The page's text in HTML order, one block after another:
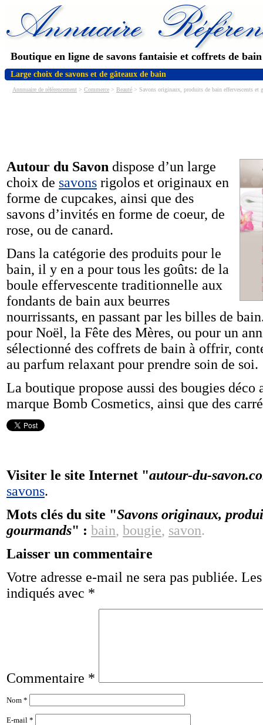
Boutique en ligne de savons fantaisie et coffrets de bain
Large choix de savons et de gâteaux de bain
Annnuaire de référencement > Commerce > Beauté > Savons originaux, produits de bain effervescents et
Autour du Savon dispose d’un large
choix de savons rigolos et originaux en
forme de cupcakes, ainsi que des
savons d’invités en forme de coeur, de
rose, ou de canard.
Dans la catégorie des produits pour le
bain, il y en a pour tous les goûts: de la
boule effervescente traditionnelle aux
fondants de bain aux beurres
nourrissants, en passant par les billes de
pour Noël, la Fête des Mères, ou pour un
sélectionné des coffrets de bain à offrir,
au parfum relaxant pour prendre soin de soi.
La boutique propose aussi des bougies déco
marque Bomb Cosmetics, ainsi que des
Visiter le site Internet "autour-du-
savons.
Mots clés du site "Savons originaux,
gourmands" : bain, bougie, savon.
Laisser un commentaire
Votre adresse e-mail ne sera pas publiée.
indiqués avec *
Commentaire *
Nom *
E-mail *